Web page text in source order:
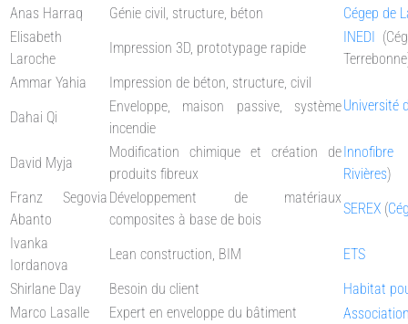
Anas Harraq
Génie civil, structure, béton
Cégep de
Elisabeth
Laroche
Impression 3D, prototypage rapide
INEDI
Ammar Yahia
Impression de béton, structure, civil
Université
Dahai Qi
Enveloppe, maison passive, système
incendie
David Myja
Modification chimique et création de
produits fibreux
Innofibre
Rivières)
Franz Segovia
Abanto
Développement de matériaux
composites à base de bois
SEREX (
Ivanka
Iordanova
Lean construction, BIM
ETS
Shirlane Day
Besoin du client
Habitat
Marco Lasalle
Expert en enveloppe du bâtiment